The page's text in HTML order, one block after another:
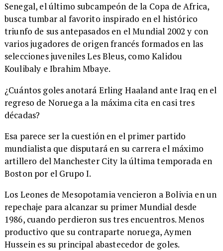
Senegal, el último subcampeón de la Copa de Africa,
busca tumbar al favorito inspirado en el histórico
triunfo de sus antepasados en el Mundial 2002 y con
varios jugadores de origen francés formados en las
selecciones juveniles Les Bleus, como Kalidou
Koulibaly e Ibrahim Mbaye.
¿Cuántos goles anotará Erling Haaland ante Iraq en el
regreso de Noruega a la máxima cita en casi tres
décadas?
Esa parece ser la cuestión en el primer partido
mundialista que disputará en su carrera el máximo
artillero del Manchester City la última temporada en
Boston por el Grupo I.
Los Leones de Mesopotamia vencieron a Bolivia en un
repechaje para alcanzar su primer Mundial desde
1986, cuando perdieron sus tres encuentros. Menos
productivo que su contraparte noruega, Aymen
Hussein es su principal abastecedor de goles.